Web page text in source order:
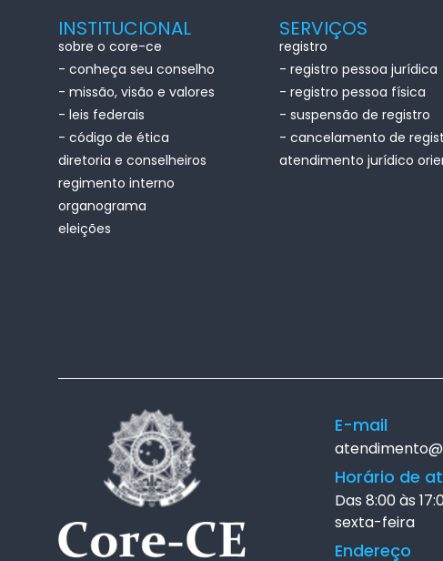
INSTITUCIONAL
sobre o core-ce
- conheça seu conselho
- missão, visão e valores
- leis federais
- código de ética
diretoria e conselheiros
regimento interno
organograma
eleições
SERVIÇOS
registro
- registro pessoa jurídica
- registro pessoa física
- suspensão de registro
- cancelamento de
atendimento jurídico
E-mail
Horário de
Das 8:00 às
sexta-feira
Endereço